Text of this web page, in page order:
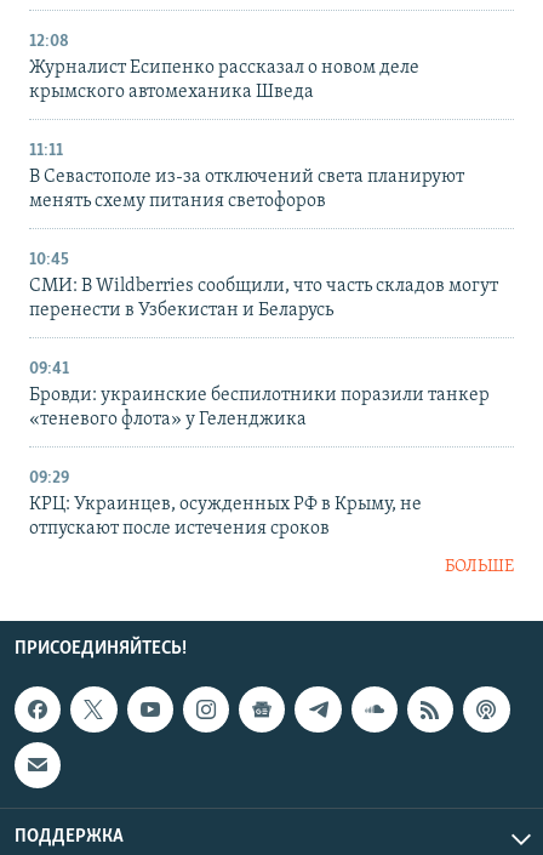
12:08
Журналист Есипенко рассказал о новом деле
крымского автомеханика Шведа
11:11
В Севастополе из-за отключений света планируют
менять схему питания светофоров
10:45
СМИ: В Wildberries сообщили, что часть складов могут
перенести в Узбекистан и Беларусь
09:41
Бровди: украинские беспилотники поразили танкер
«теневого флота» у Геленджика
09:29
КРЦ: Украинцев, осужденных РФ в Крыму, не
отпускают после истечения сроков
БОЛЬШЕ
ПРИСОЕДИНЯЙТЕСЬ!
ПОДДЕРЖКА